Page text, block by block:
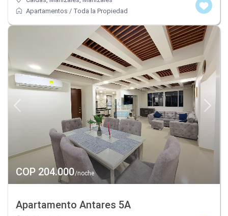
Apartamentos / Toda la Propiedad
COP 204.000/noche
Apartamento Antares 5A